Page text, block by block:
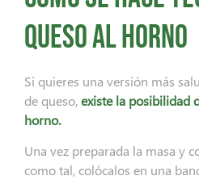
queso al horno
Si quieres una versión más
de queso,existe la posibilidad
horno.
Una vez preparada la masa y
como tal, colócalos en una